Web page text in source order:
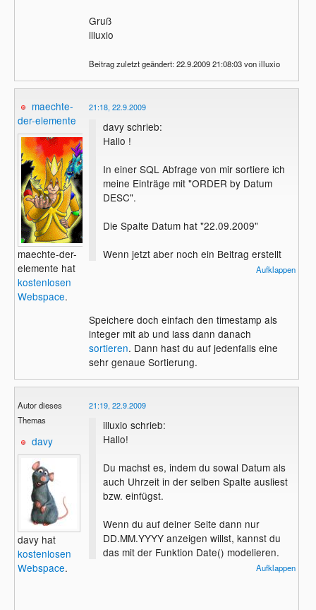
Gruß
illuxio
Beitrag zuletzt geändert: 22.9.2009 21:08:03 von illuxio
maechte-
der-elemente
maechte-der-
elemente hat
kostenlosen
Webspace.
21:18, 22.9.2009
davy schrieb:
Hallo !
In einer SQL Abfrage von mir sortiere ich
meine Einträge mit "ORDER by Datum
DESC".
Die Spalte Datum hat "22.09.2009"
Wenn jetzt aber noch ein Beitrag erstellt
wird, hat es ja auch Datum = "22.09.2009"
Aufklappen
Speichere doch einfach den timestamp als
integer mit ab und lass dann danach
sortieren. Dann hast du auf jedenfalls eine
sehr genaue Sortierung.
Autor dieses
Themas
davy
davy hat
kostenlosen
Webspace.
21:19, 22.9.2009
illuxio schrieb:
Hallo!
Du machst es, indem du sowal Datum als
auch Uhrzeit in der selben Spalte ausliest
bzw. einfügst.
Wenn du auf deiner Seite dann nur
DD.MM.YYYY anzeigen willst, kannst du
das mit der Funktion Date() modelieren.
Aufklappen